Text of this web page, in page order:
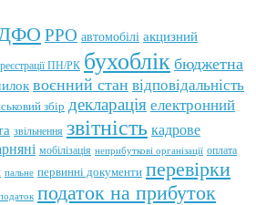
РРО автомобілі акцизний
ПН/РК бухоблік бюджетна
воєнний стан відповідальність
збір декларація електронний
звільнення звітність кадрове
мобілізація неприбуткові організації оплата
пальне первинні документи перевірки
податок на прибуток